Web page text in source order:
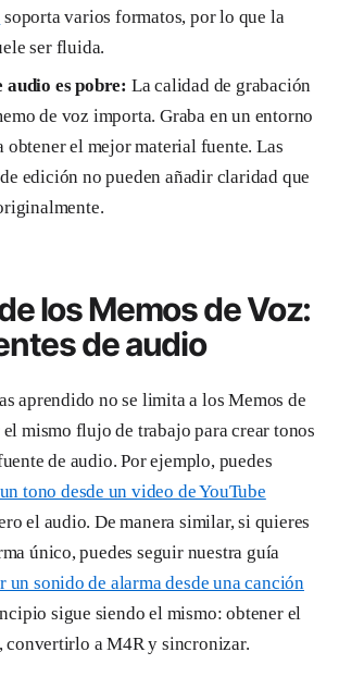
soporta varios formatos, por lo que la
ser fluida.
audio es pobre: La calidad de grabación
de voz importa. Graba en un entorno
obtener el mejor material fuente. Las
edición no pueden añadir claridad que
los Memos de Voz:
de audio
aprendido no se limita a los Memos de
el mismo flujo de trabajo para crear tonos
de audio. Por ejemplo, puedes
tono desde un video de YouTube
el audio. De manera similar, si quieres
único, puedes seguir nuestra guía
un sonido de alarma desde una canción
sigue siendo el mismo: obtener el
convertirlo a M4R y sincronizar.